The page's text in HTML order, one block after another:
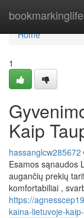
bookmarkinglife
Home
Home
1
Kaip
hassanglcw285672
Esamos sąnaudos
augančių prekių
komfortabiliai ,
https://
kaina-lietuvoje-